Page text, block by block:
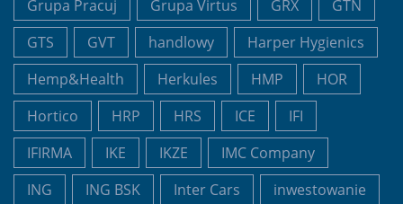
Grupa Pracuj Grupa Virtus GRX
GTN
GTS
GVT handlowy
Harper Hygienics
Hemp&Health
Herkules HMP
HOR
Hortico
HRP HRS ICE
IFI
IFIRMA
IKE IKZE
IMC Company
ING
ING BSK Inter Cars
inwestowanie